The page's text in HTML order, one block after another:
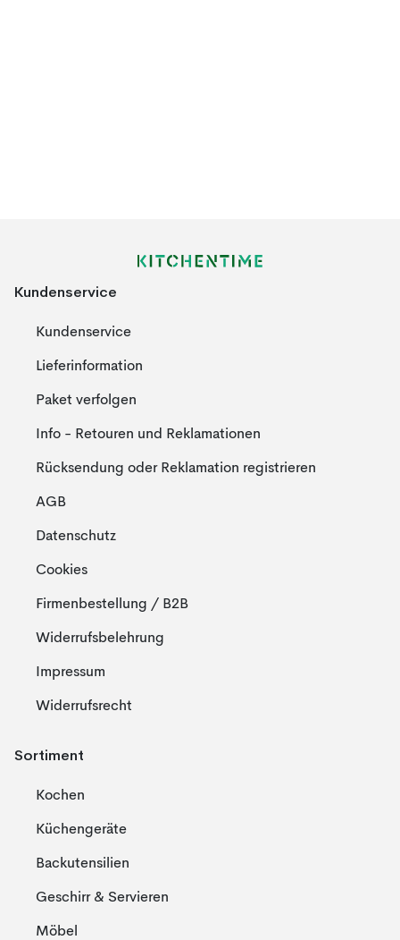
Kundenservice
Kundenservice
Lieferinformation
Paket verfolgen
Info - Retouren und Reklamationen
Rücksendung oder Reklamation registrieren
AGB
Datenschutz
Cookies
Firmenbestellung / B2B
Widerrufsbelehrung
Impressum
Widerrufsrecht
Sortiment
Kochen
Küchengeräte
Backutensilien
Geschirr & Servieren
Möbel